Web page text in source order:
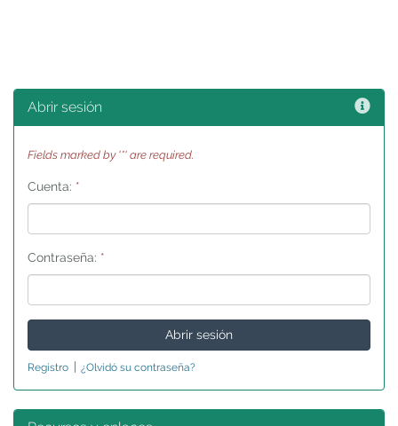
Abrir sesión
Fields marked by '*' are required.
Cuenta: *
Contraseña: *
Registro | ¿Olvidó su contraseña?